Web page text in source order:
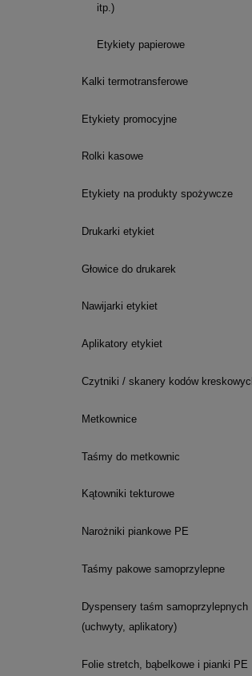
itp.)
Etykiety papierowe
Kalki termotransferowe
Etykiety promocyjne
Rolki kasowe
Etykiety na produkty spożywcze
Drukarki etykiet
Głowice do drukarek
Nawijarki etykiet
Aplikatory etykiet
Czytniki / skanery kodów
Metkownice
Taśmy do metkownic
Kątowniki tekturowe
Narożniki piankowe PE
Taśmy pakowe samoprzylepne
Dyspensery taśm samoprzylepnych
(uchwyty, aplikatory)
Folie stretch, bąbelkowe i pianki PE